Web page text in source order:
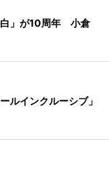
白」が10周年 小倉
ルインクルーシブ」